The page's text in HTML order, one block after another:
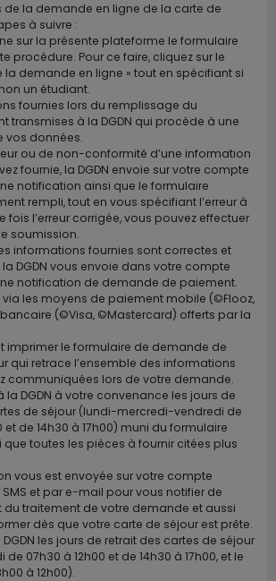
de la demande en ligne de la carte de
à suivre :
sur la présente plateforme le formulaire
procédure. Pour ce faire, cliquez sur le
la demande en ligne » tout en spécifiant si
un étudiant.
fournies lors du remplissage du
transmises à la DGDN qui procède à une
vos données.
ou de non-conformité d’une information
fournie, la DGDN envoie sur votre compte
notification ainsi que le formulaire
rempli, tout en vous spécifiant l’erreur à
fois l’erreur corrigée, vous pouvez effectuer
soumission.
informations fournies sont correctes et
DGDN vous envoie dans votre compte
notification de demande de paiement.
via les moyens de paiement mobile (©Flooz,
(©Visa, ©Mastercard) offerts par la
imprimer le formulaire de demande de
qui retrace l’ensemble des informations
communiquées lors de votre demande.
la DGDN à votre convenance les jours de
de séjour (lundi-mercredi-vendredi de
et de 14h30 à 17h00) muni du formulaire
que toutes les pièces à fournir citées plus
vous est envoyée sur votre compte
et par e-mail pour vous notifier de
du traitement de votre demande et aussi
dès que votre carte de séjour est prête.
DGDN les jours de retrait des cartes de séjour
07h30 à 12h00 et de 14h30 à 17h00, et le
à 12h00).